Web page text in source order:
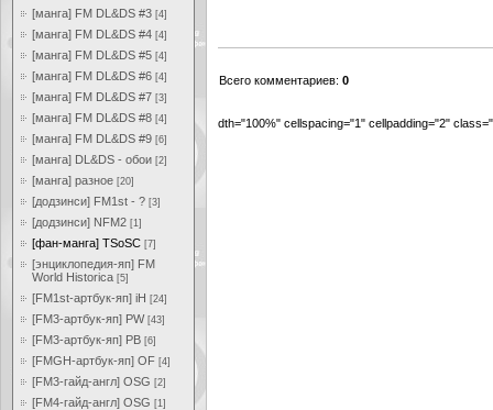
[манга] FM DL&DS #3 [4]
[манга] FM DL&DS #4 [4]
[манга] FM DL&DS #5 [4]
[манга] FM DL&DS #6 [4]
[манга] FM DL&DS #7 [3]
[манга] FM DL&DS #8 [4]
[манга] FM DL&DS #9 [6]
[манга] DL&DS - обои [2]
[манга] разное [20]
[додзинси] FM1st - ? [3]
[додзинси] NFM2 [1]
[фан-манга] TSoSC [7]
[энциклопедия-яп] FM
World Historica [5]
[FM1st-артбук-яп] iH [24]
[FM3-артбук-яп] PW [43]
[FM3-артбук-яп] PB [6]
[FMGH-артбук-яп] OF [4]
[FM3-гайд-англ] OSG [2]
[FM4-гайд-англ] OSG [1]
Всего комментариев: 0
dth="100%" cellspacing="1" cellpadding="2"